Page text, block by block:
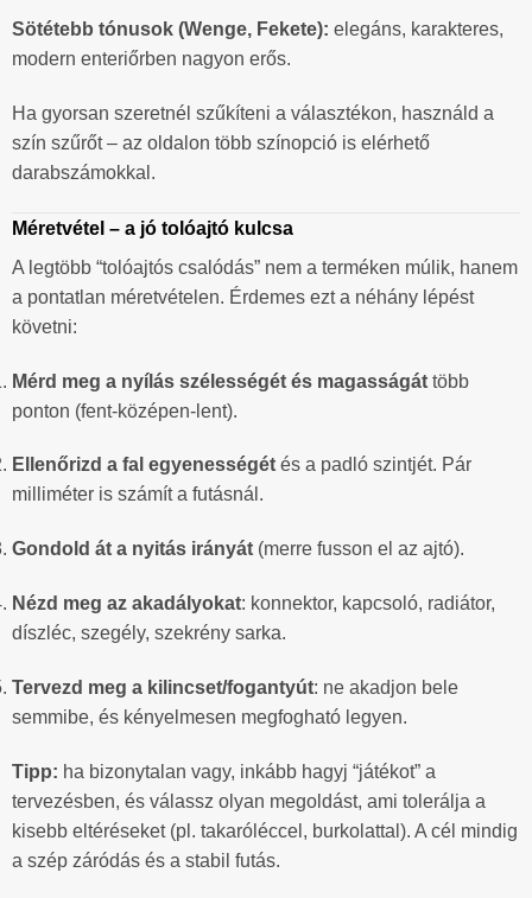
Sötétebb tónusok (Wenge, Fekete): elegáns, karakteres,
modern enteriőrben nagyon erős.
Ha gyorsan szeretnél szűkíteni a választékon, használd a
szín szűrőt – az oldalon több színopció is elérhető
darabszámokkal.
Méretvétel – a jó tolóajtó kulcsa
A legtöbb “tolóajtós csalódás” nem a terméken múlik, hanem
a pontatlan méretvételen. Érdemes ezt a néhány lépést
követni:
Mérd meg a nyílás szélességét és magasságát több
ponton (fent-középen-lent).
Ellenőrizd a fal egyenességét és a padló szintjét. Pár
milliméter is számít a futásnál.
Gondold át a nyitás irányát (merre fusson el az ajtó).
Nézd meg az akadályokat: konnektor, kapcsoló, radiátor,
díszléc, szegély, szekrény sarka.
Tervezd meg a kilincset/fogantyút: ne akadjon bele
semmibe, és kényelmesen megfogható legyen.
Tipp: ha bizonytalan vagy, inkább hagyj “játékot” a
tervezésben, és válassz olyan megoldást, ami tolerálja a
kisebb eltéréseket (pl. takaróléccel, burkolattal). A cél mindig
a szép záródás és a stabil futás.